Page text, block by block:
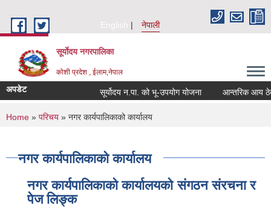
English
नेपाली
सूर्याेदय नगरपालिका
कोशी प्रदेश , ईलाम,नेपाल
अपडेट सूर्योदय न.पा. को भू-उपयोग योजना आन्तरिक आय ठेक्का
You are here
Home » परिचय » नगर कार्यपालिकाको कार्यालय
नगर कार्यपालिकाको कार्यालय
नगर कार्यपालिकाको कार्यालयको संगठन संरचना र
पेज लिङ्क